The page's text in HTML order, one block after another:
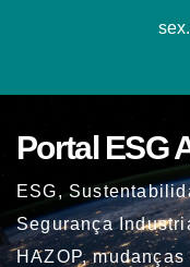
Portal ESG
ESG,
Segurança
HAZOP,